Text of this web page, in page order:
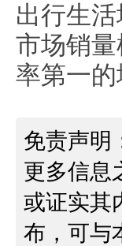
出行生
市场销
率第一
免责声明
更多信息
或证实其
布，可与